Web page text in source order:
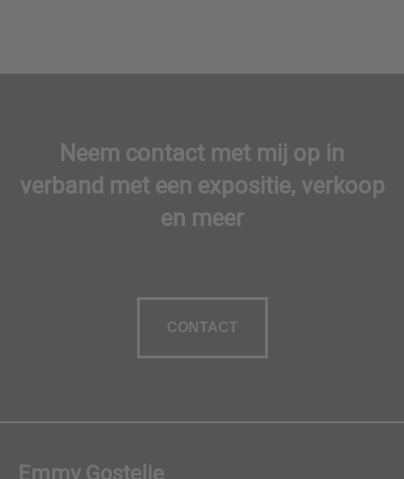
Neem contact met mij op in
verband met een expositie, verkoop
en meer
CONTACT
Emmy Gostelie